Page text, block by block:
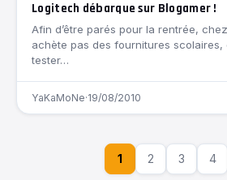
Logitech débarque sur Blogamer !
Afin d’être parés pour la rentrée,
achète pas des fournitures
tester…
YaKaMoNe·19/08/2010
1 2 3 4